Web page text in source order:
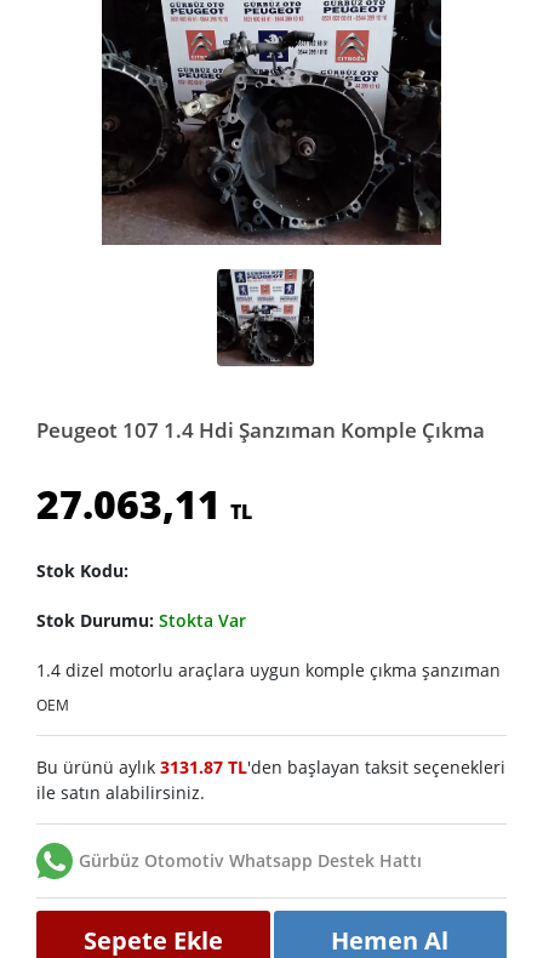
Peugeot 107 1.4 Hdi Şanzıman Komple Çıkma
27.063,11 TL
Stok Kodu:
Stok Durumu: Stokta Var
1.4 dizel motorlu araçlara uygun komple çıkma şanzıman
OEM
Bu ürünü aylık 3131.87 TL'den başlayan taksit seçenekleri
ile satın alabilirsiniz.
Gürbüz Otomotiv Whatsapp Destek Hattı
Sepete Ekle Hemen Al